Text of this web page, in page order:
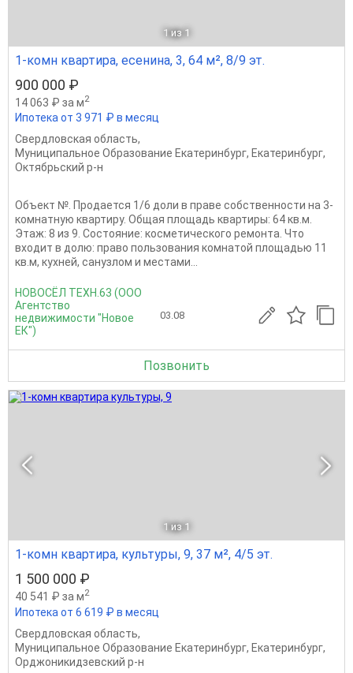
1 из 1
1-комн квартира, есенина, 3, 64 м², 8/9 эт.
900 000 ₽
14 063 ₽ за м2
Ипотека от 3 971 ₽ в месяц
Свердловская область,
Муниципальное Образование Екатеринбург, Екатеринбург,
Октябрьский р-н
Объект №. Продается 1/6 доли в праве собственности на 3-
комнатную квартиру. Общая площадь квартиры: 64 кв.м.
Этаж: 8 из 9. Состояние: косметического ремонта. Что
входит в долю: право пользования комнатой площадью 11
кв.м, кухней, санузлом и местами...
НОВОСЁЛ ТЕХН.63 (ООО
Агентство
недвижимости "Новое
ЕК")
03.08
Позвонить
1 из 1
1-комн квартира, культуры, 9, 37 м², 4/5 эт.
1 500 000 ₽
40 541 ₽ за м2
Ипотека от 6 619 ₽ в месяц
Свердловская область,
Муниципальное Образование Екатеринбург, Екатеринбург,
Орджоникидзевский р-н